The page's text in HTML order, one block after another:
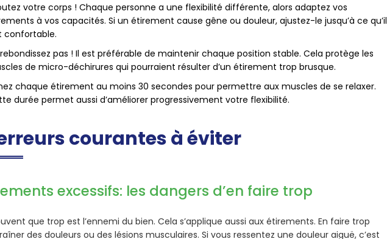
votre corps ! Chaque personne a une flexibilité différente, alors adaptez vos
à vos capacités. Si un étirement cause gêne ou douleur, ajustez-le jusqu’à ce qu’il
confortable.
pas ! Il est préférable de maintenir chaque position stable. Cela protège les
de micro-déchirures qui pourraient résulter d’un étirement trop brusque.
chaque étirement au moins 30 secondes pour permettre aux muscles de se relaxer.
durée permet aussi d’améliorer progressivement votre flexibilité.
courantes à éviter
excessifs: les dangers d’en faire trop
que trop est l’ennemi du bien. Cela s’applique aussi aux étirements. En faire trop
des douleurs ou des lésions musculaires. Si vous ressentez une douleur aiguë, c’est